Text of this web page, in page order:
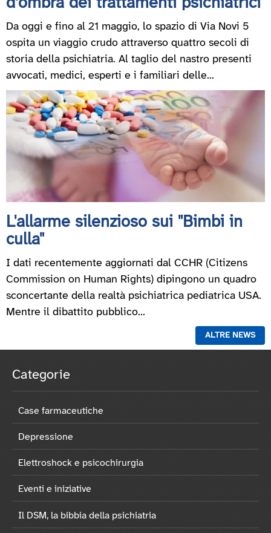
d’ombra dei trattamenti psichiatrici
Da oggi e fino al 21 maggio, lo spazio di Via Novi 5
ospita un viaggio crudo attraverso quattro secoli di
storia della psichiatria. Al taglio del nastro presenti
avvocati, medici, esperti e i familiari delle...
L'allarme silenzioso sui "Bimbi in
culla"
I dati recentemente aggiornati dal CCHR (Citizens
Commission on Human Rights) dipingono un quadro
sconcertante della realtà psichiatrica pediatrica USA.
Mentre il dibattito pubblico...
ALTRE NEWS
Categorie
Case farmaceutiche
Depressione
Elettroshock e psicochirurgia
Eventi e iniziative
Il DSM, la bibbia della psichiatria